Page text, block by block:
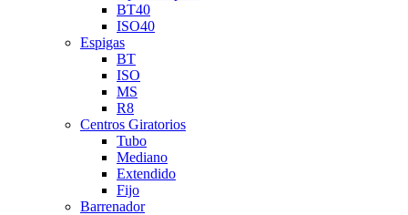
BT40
ISO40
Espigas
BT
ISO
MS
R8
Centros Giratorios
Tubo
Mediano
Extendido
Fijo
Barrenador